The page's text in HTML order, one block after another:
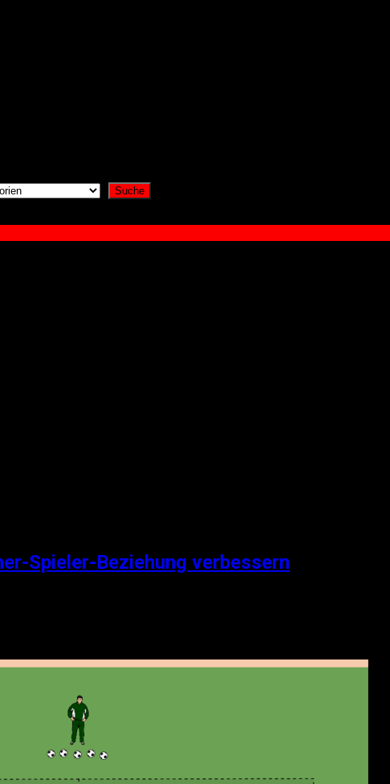
Spieler-Beziehung verbessern